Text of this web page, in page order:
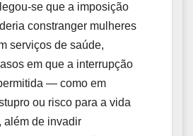
se que a imposição
constranger mulheres
serviços de saúde,
em que a interrupção
— como em
ou risco para a vida
de invadir